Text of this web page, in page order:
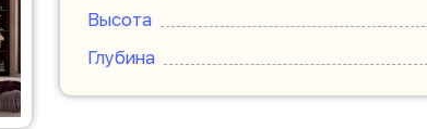
Высота
Глубина